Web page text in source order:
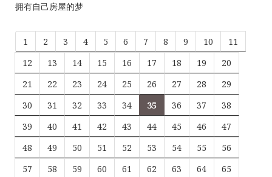
拥有自己房屋的梦
1 2 3 4 5 6 7 8 9 10
11
12
13 14 15 16 17 18 19
20
21
22 23 24 25 26 27 28
29
30
31 32 33 34 35 36 37
38
39
40 41 42 43 44 45 46
47
48
49 50 51 52 53 54 55
56
57
58 59 60 61 62 63 64
65